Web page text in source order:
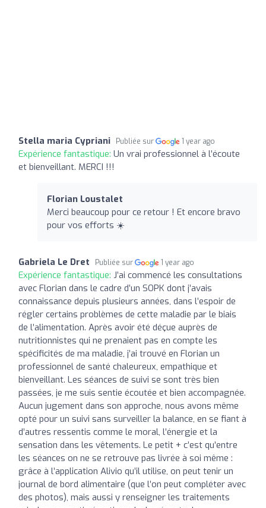
Stella maria Cypriani Publiée sur 1 year ago
Expérience fantastique: Un vrai professionnel à l’écoute
et bienveillant. MERCI !!!
Florian Loustalet
Merci beaucoup pour ce retour ! Et encore bravo
pour vos efforts ☀️
Gabriela Le Dret Publiée sur 1 year ago
Expérience fantastique: J’ai commencé les consultations
avec Florian dans le cadre d’un SOPK dont j’avais
connaissance depuis plusieurs années, dans l’espoir de
régler certains problèmes de cette maladie par le biais
de l’alimentation. Après avoir été déçue auprès de
nutritionnistes qui ne prenaient pas en compte les
spécificités de ma maladie, j’ai trouvé en Florian un
professionnel de santé chaleureux, empathique et
bienveillant. Les séances de suivi se sont très bien
passées, je me suis sentie écoutée et bien accompagnée.
Aucun jugement dans son approche, nous avons même
opté pour un suivi sans surveiller la balance, en se fiant à
d’autres ressentis comme le moral, l’énergie et la
sensation dans les vêtements. Le petit + c’est qu’entre
les séances on ne se retrouve pas livrée à soi même :
grâce à l’application Alivio qu’il utilise, on peut tenir un
journal de bord alimentaire (que l’on peut compléter avec
des photos), mais aussi y renseigner les traitements